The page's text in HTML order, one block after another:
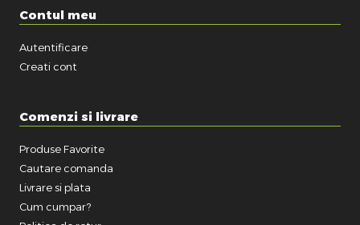
Contul meu
Autentificare
Creati cont
Comenzi si livrare
Produse Favorite
Cautare comanda
Livrare si plata
Cum cumpar?